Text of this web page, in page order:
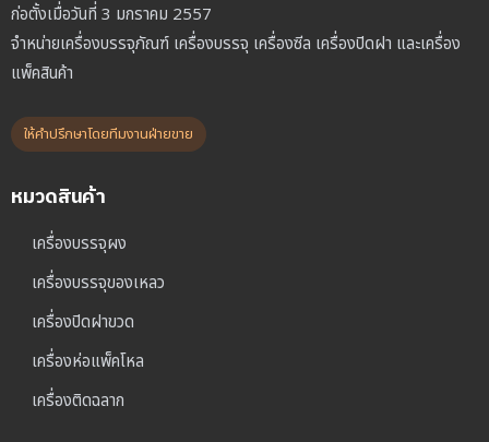
ก่อตั้งเมื่อวันที่ 3 มกราคม 2557
จำหน่ายเครื่องบรรจุภัณฑ์ เครื่องบรรจุ เครื่องซีล เครื่องปิดฝา และเครื่อง
แพ็คสินค้า
ให้คำปรึกษาโดยทีมงานฝ่ายขาย
หมวดสินค้า
เครื่องบรรจุผง
เครื่องบรรจุของเหลว
เครื่องปิดฝาขวด
เครื่องห่อแพ็คโหล
เครื่องติดฉลาก